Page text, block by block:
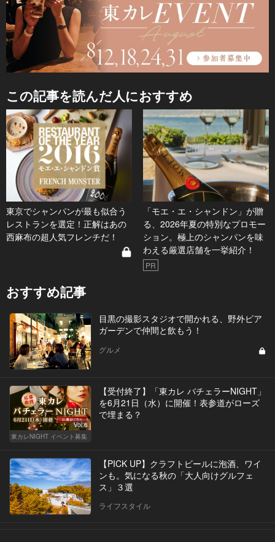
この記事を読んだ人におすすめ
東京でシャンパンが最も似合う
レストランを選定！正解はあの
西麻布の超人気フレンチだ！
「モエ・エ・シャンドン」が贈
る、2026年夏の特別なプロモー
ション。極上のシャンパンを味
わえる厳選店舗を一挙紹介！
PR
おすすめ記事
目黒の撮影スタジオで開かれる、野外ビア
ガーデンで仲間と飲もう！
グルメ
Vol.6
東カレNIGHT イベント募集
【受付終了】「東カレ バチェラーNIGHT」
を6月21日（水）に開催！表参道がローズ
で埋まる？
【PICK UP】クラフトビールに泡酒、ワイ
ンも。気になる秋の「大人向けグルフェ
ス」３選
ライフスタイル